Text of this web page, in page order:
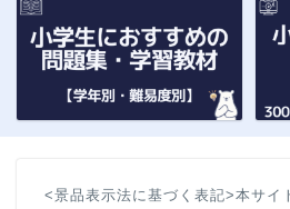
<景品表示法に基づく表記>本サイ